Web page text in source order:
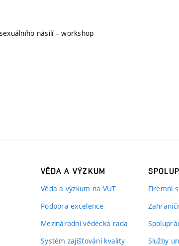
násilí – workshop
VĚDA A VÝZKUM
Věda a výzkum na VUT
Podpora excelence
Mezinárodní vědecká rada
Systém zajišťování kvality
Firemní
Služby